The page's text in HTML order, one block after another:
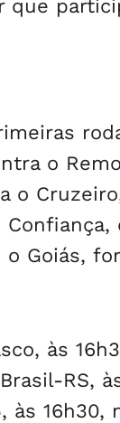
que
o
o
Goiás,
às
RS,
16h30,